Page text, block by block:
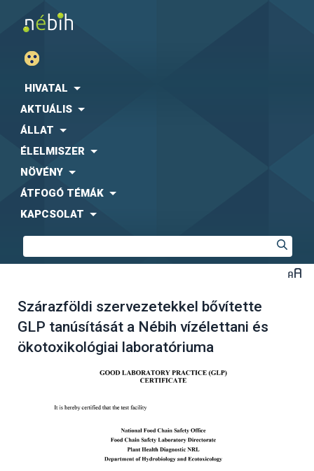
HIVATAL
AKTUÁLIS
ÁLLAT
ÉLELMISZER
NÖVÉNY
ÁTFOGÓ TÉMÁK
KAPCSOLAT
Szárazföldi szervezetekkel bővítette
GLP tanúsítását a Nébih vízélettani és
ökotoxikológiai laboratóriuma